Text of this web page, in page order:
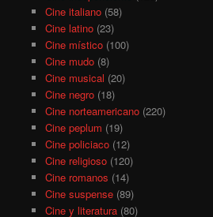
Cine italiano(58)
Cine latino(23)
Cine místico(100)
Cine mudo(8)
Cine musical (20)
Cine negro(18)
Cine norteamericano(220)
Cine peplum (19)
Cine policiaco(12)
Cine religioso(120)
Cine romanos (14)
Cine suspense(89)
Cine y literatura(80)